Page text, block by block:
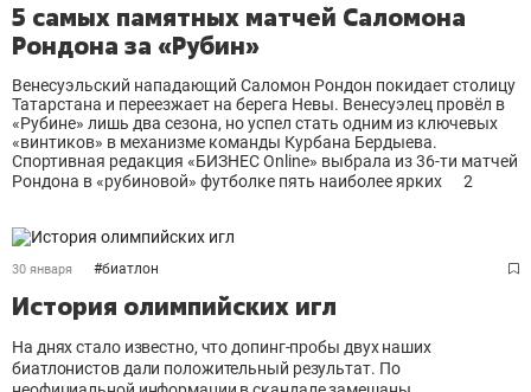
5 самых памятных матчей Саломона
Рондона за «Рубин»
Венесуэльский нападающий Саломон Рондон покидает столицу
Татарстана и переезжает на берега Невы. Венесуэлец провёл в
«Рубине» лишь два сезона, но успел стать одним из ключевых
«винтиков» в механизме команды Курбана Бердыева.
Спортивная редакция «БИЗНЕС Online» выбрала из 36-ти матчей
Рондона в «рубиновой» футболке пять наиболее ярких
2
30 января #биатлон
История олимпийских игл
На днях стало известно, что допинг-пробы двух наших
биатлонистов дали положительный результат. По